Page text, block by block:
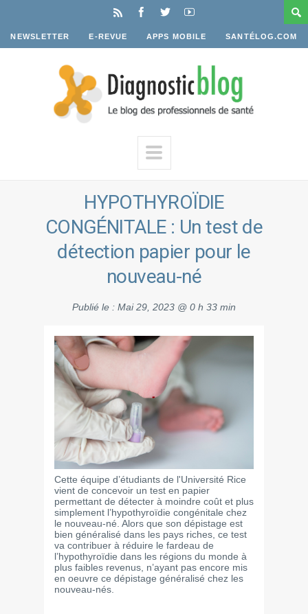
NEWSLETTER E-REVUE APPS MOBILE SANTÉLOG.COM
HYPOTHYROÏDIE
CONGÉNITALE : Un test de
détection papier pour le
nouveau-né
Publié le : Mai 29, 2023 @ 0 h 33 min
Cette équipe d’étudiants de l'Université Rice
vient de concevoir un test en papier
permettant de détecter à moindre coût et plus
simplement l’hypothyroïdie congénitale chez
le nouveau-né. Alors que son dépistage est
bien généralisé dans les pays riches, ce test
va contribuer à réduire le fardeau de
l’hypothyroïdie dans les régions du monde à
plus faibles revenus, n’ayant pas encore mis
en oeuvre ce dépistage généralisé chez les
nouveau-nés.